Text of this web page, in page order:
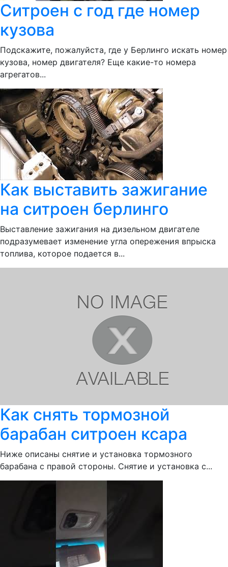
Ситроен с год где номер
кузова
Подскажите, пожалуйста, где у Берлинго искать номер
кузова, номер двигателя? Еще какие-то номера
агрегатов...
Как выставить зажигание
на ситроен берлинго
Выставление зажигания на дизельном двигателе
подразумевает изменение угла опережения впрыска
топлива, которое подается в...
Как снять тормозной
барабан ситроен ксара
Ниже описаны снятие и установка тормозного
барабана с правой стороны. Снятие и установка с...